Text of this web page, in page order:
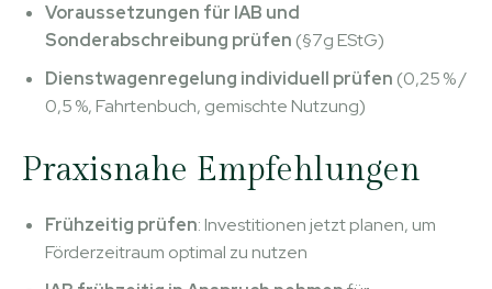
Voraussetzungen für IAB und
Sonderabschreibung prüfen (§7g EStG)
Dienstwagenregelung individuell prüfen (0,25 % /
0,5 %, Fahrtenbuch, gemischte Nutzung)
Praxisnahe Empfehlungen
Frühzeitig prüfen: Investitionen jetzt planen, um
Förderzeitraum optimal zu nutzen